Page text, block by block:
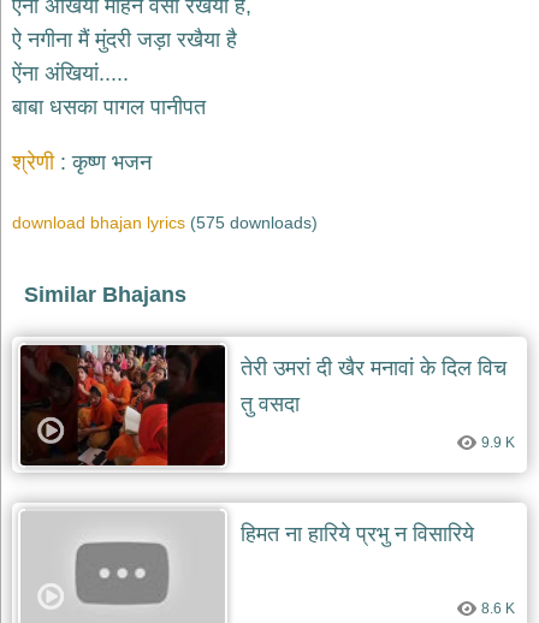
raam
गुरुदेव
gurudev
विविध
miscellaneous
bhajans
भजन
bhajans
बाबा
बालक
नाथ
भजन
baba
nath
भक्ति
भजन
ऐंना अंखियां मोहन वसा रखैया है,
ऐ नगीना मैं मुंदरी जड़ा रखैया है
ऐंना अंखियां.....
बाबा धसका पागल पानीपत
श्रेणी कृष्ण भजन
download bhajan lyrics (575 downloads)
Similar Bhajans
तेरी उमरां दी खैर मनावां के दिल विच
तु वसदा
9.9 K
हिमत ना हारिये प्रभु न विसारिये
8.6 K